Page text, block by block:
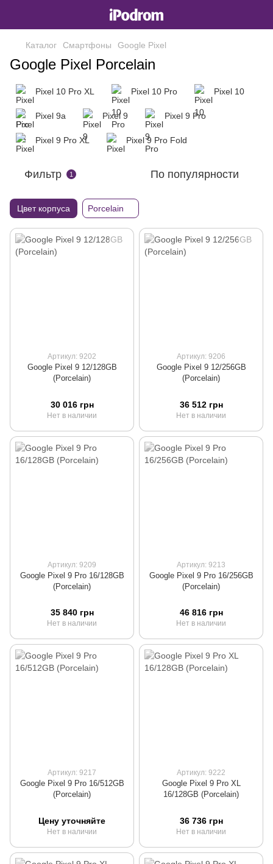
Каталог Смартфоны Google Pixel
Google Pixel Porcelain
Pixel 10 Pro XL Pixel 10 Pro Pixel 10
Pixel 9a Pixel 9 Pixel 9 Pro
Pixel 9 Pro XL Pixel 9 Pro Fold
Фильтр 1 По популярности
Цвет корпуса Porcelain
Артикул: 9202
Google Pixel 9 12/128GB
(Porcelain)
30 016 грн
Нет в наличии
Артикул: 9206
Google Pixel 9 12/256GB
(Porcelain)
36 512 грн
Нет в наличии
Артикул: 9209
Google Pixel 9 Pro 16/128GB
(Porcelain)
35 840 грн
Нет в наличии
Артикул: 9213
Google Pixel 9 Pro 16/256GB
(Porcelain)
46 816 грн
Нет в наличии
Артикул: 9217
Google Pixel 9 Pro 16/512GB
(Porcelain)
Цену уточняйте
Нет в наличии
Артикул: 9222
Google Pixel 9 Pro XL
16/128GB (Porcelain)
36 736 грн
Нет в наличии